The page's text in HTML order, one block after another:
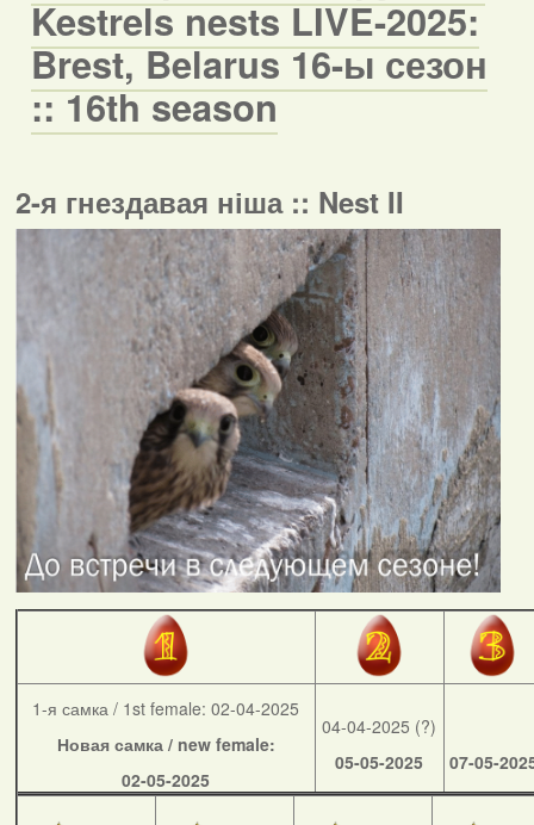
Kestrels nests LIVE-2025:
Brest, Belarus 16-ы сезон
:: 16th season
2-я гнездавая ніша :: Nest II
1-я самка / 1st female: 02-04-2025
Новая самка / new female:
02-05-2025
04-04-2025 (?)
05-05-2025
07-05-